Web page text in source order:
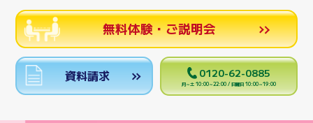
無料体験・ご説明会
資料請求 0120-62-0885
月～土 10:00～22:00 / 日曜日 10:00～19:00